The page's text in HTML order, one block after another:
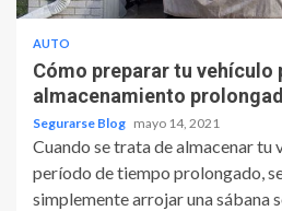
AUTO
Cómo preparar tu vehículo
almacenamiento
Segurarse Blog mayo 14, 2021
Cuando se trata de almacenar tu
período de tiempo prolongado,
simplemente arrojar una sábana